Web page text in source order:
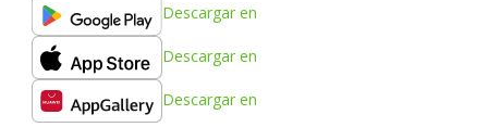
Descargar en
Descargar en
Descargar en